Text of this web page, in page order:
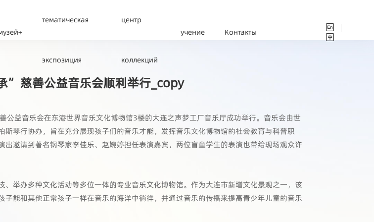
тематическая
экспозиция
центр
коллекций
учение Контакты


” 慈善公益音乐会顺利举行_copy
益音乐会在东港世界音乐文化博物馆3楼的大连之声梦工厂音乐厅成功举行。音乐会由世
琴行协办，旨在充分展现孩子们的音乐才能，发挥音乐文化博物馆的社会教育与科普职
邀请到著名钢琴家李佳乐、赵婉婷担任表演嘉宾，两位盲童学生的表演也带给现场观众许
举办多种文化活动等多位一体的专业音乐文化博物馆。作为大连市新增文化景观之一，该
能和其他正常孩子一样在音乐的海洋中徜徉，并通过音乐的传播来提高青少年儿童的音乐